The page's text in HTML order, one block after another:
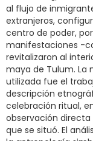
al flujo de
extranjeros,
centro de poder,
manifestaciones -
revitalizaron al
maya de Tulum. La
utilizada fue el
descripción
celebración ritual,
observación
que se situó. El